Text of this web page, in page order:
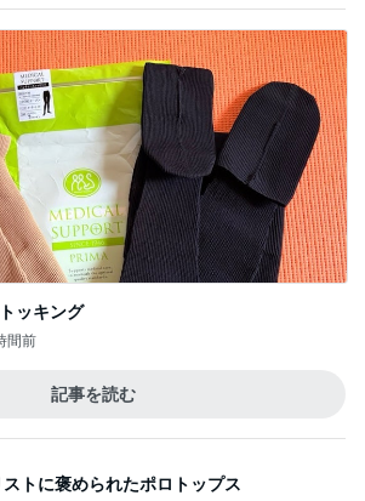
ッキング
間前
記事を読む
トに褒められたポロトップス